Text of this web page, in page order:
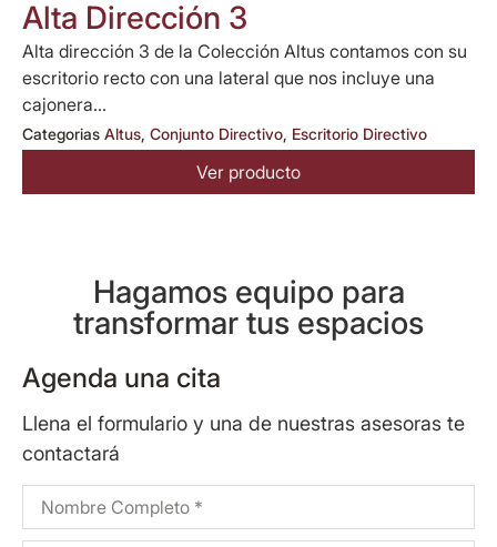
Alta Dirección 3
Alta dirección 3 de la Colección Altus contamos con su
escritorio recto con una lateral que nos incluye una
cajonera...
Categorias Altus, Conjunto Directivo, Escritorio Directivo
Ver producto
Hagamos equipo para
transformar tus espacios
Agenda una cita
Llena el formulario y una de nuestras asesoras te
contactará